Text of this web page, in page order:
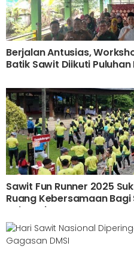
Berjalan Antusias,
Batik Sawit Diikuti
Sawit Fun Runner 2025
Ruang Kebersamaan
Indonesia